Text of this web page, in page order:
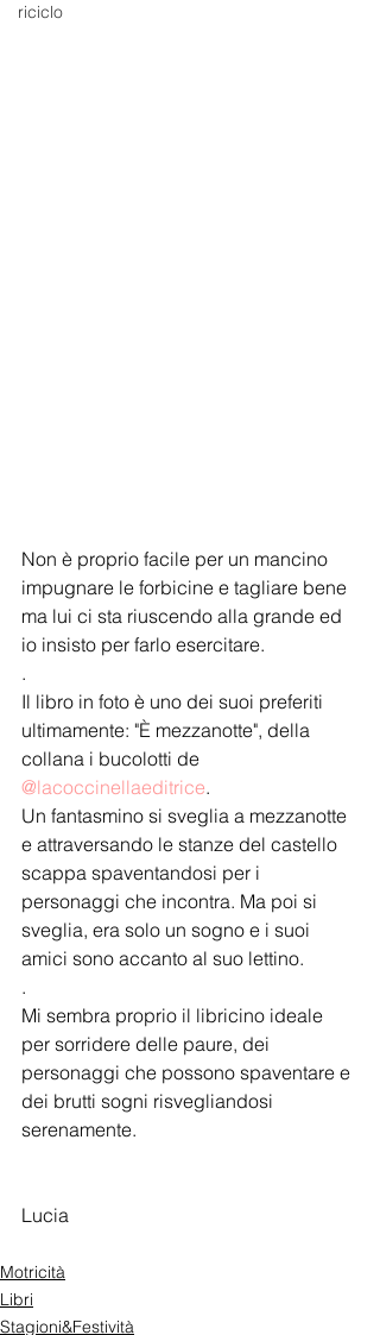
riciclo
Non è proprio facile per un mancino
impugnare le forbicine e tagliare bene
ma lui ci sta riuscendo alla grande ed
io insisto per farlo esercitare.
.
Il libro in foto è uno dei suoi preferiti
ultimamente: "È mezzanotte", della
collana i bucolotti de
@lacoccinellaeditrice.
Un fantasmino si sveglia a mezzanotte
e attraversando le stanze del castello
scappa spaventandosi per i
personaggi che incontra. Ma poi si
sveglia, era solo un sogno e i suoi
amici sono accanto al suo lettino.
.
Mi sembra proprio il libricino ideale
per sorridere delle paure, dei
personaggi che possono spaventare e
dei brutti sogni risvegliandosi
serenamente.
Lucia
Motricità
Libri
Stagioni&Festività